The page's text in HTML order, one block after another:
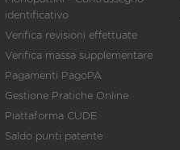
identificativo
Verifica revisioni effettuate
Verifica massa supplementare
Pagamenti PagoPA
Gestione Pratiche Online
Piattaforma CUDE
Saldo punti patente